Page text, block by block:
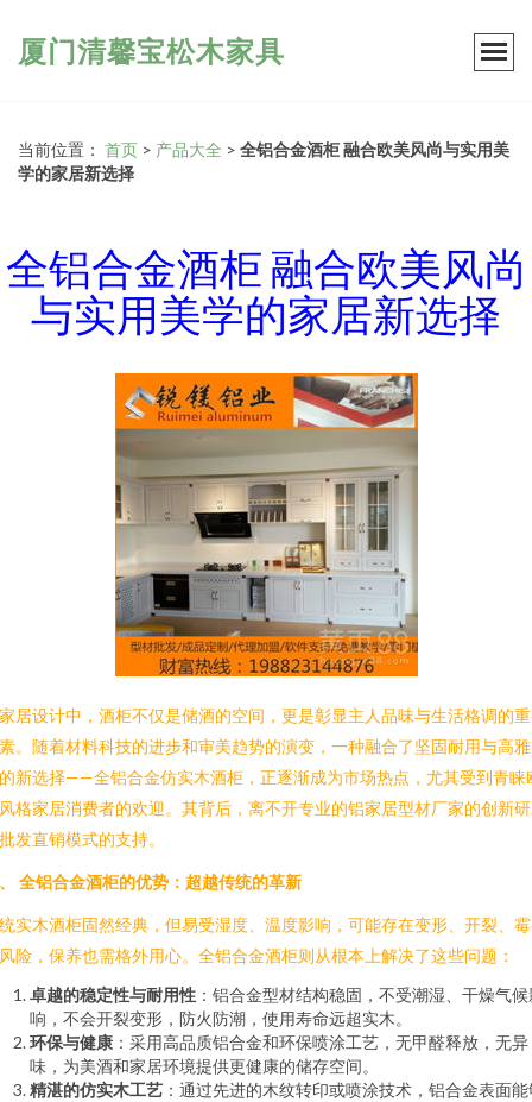
厦门清馨宝松木家具
当前位置： 首页 > 产品大全 > 全铝合金酒柜 融合欧美风尚与实用美
学的家居新选择
全铝合金酒柜 融合欧美风尚
与实用美学的家居新选择
居设计中，酒柜不仅是储酒的空间，更是彰显主人品味与生活格调的
。随着材料科技的进步和审美趋势的演变，一种融合了坚固耐用与高
新选择——全铝合金仿实木酒柜，正逐渐成为市场热点，尤其受到青睐
格家居消费者的欢迎。其背后，离不开专业的铝家居型材厂家的创新
发直销模式的支持。
全铝合金酒柜的优势：超越传统的革新
实木酒柜固然经典，但易受湿度、温度影响，可能存在变形、开裂、
险，保养也需格外用心。全铝合金酒柜则从根本上解决了这些问题：
卓越的稳定性与耐用性 ：铝合金型材结构稳固，不受潮湿、干燥气
响，不会开裂变形，防火防潮，使用寿命远超实木。
环保与健康 ：采用高品质铝合金和环保喷涂工艺，无甲醛释放，无异
味，为美酒和家居环境提供更健康的储存空间。
精湛的仿实木工艺 ：通过先进的木纹转印或喷涂技术，铝合金表面